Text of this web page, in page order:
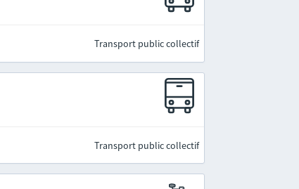
Transport public collectif
Transport public collectif